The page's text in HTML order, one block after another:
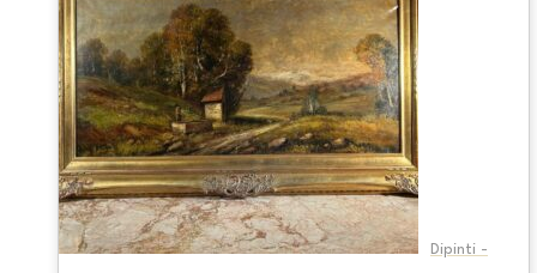
Dipinti -